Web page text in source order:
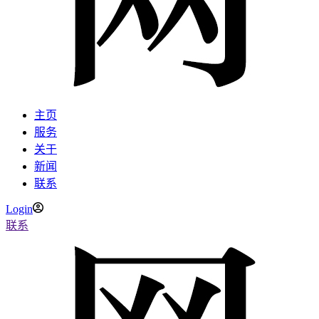
主页
服务
关于
新闻
联系
Login
联系